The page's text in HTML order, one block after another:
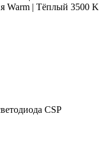
Warm | Тёплый 3500 K
CSP